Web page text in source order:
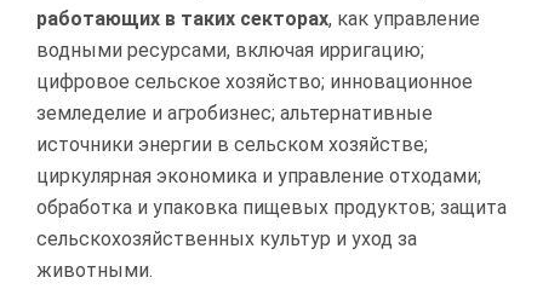
работающих в таких секторах, как управление
водными ресурсами, включая ирригацию;
цифровое сельское хозяйство; инновационное
земледелие и агробизнес; альтернативные
источники энергии в сельском хозяйстве;
циркулярная экономика и управление отходами;
обработка и упаковка пищевых продуктов; защита
сельскохозяйственных культур и уход за
животными.